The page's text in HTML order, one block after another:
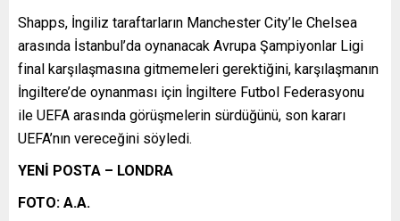
Shapps, İngiliz taraftarların Manchester City’le Chelsea
arasında İstanbul’da oynanacak Avrupa Şampiyonlar Ligi
final karşılaşmasına gitmemeleri gerektiğini, karşılaşmanın
İngiltere’de oynanması için İngiltere Futbol Federasyonu
ile UEFA arasında görüşmelerin sürdüğünü, son kararı
UEFA’nın vereceğini söyledi.
YENİ POSTA – LONDRA
FOTO: A.A.